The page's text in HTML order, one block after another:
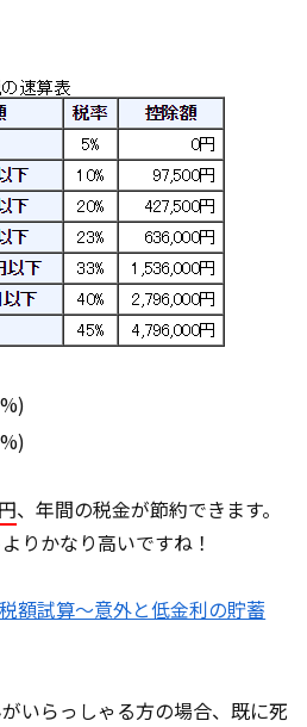
、年間の税金が節約できます。
りかなり高いですね！
額試算～意外と低金利の貯蓄
いらっしゃる方の場合、既に死